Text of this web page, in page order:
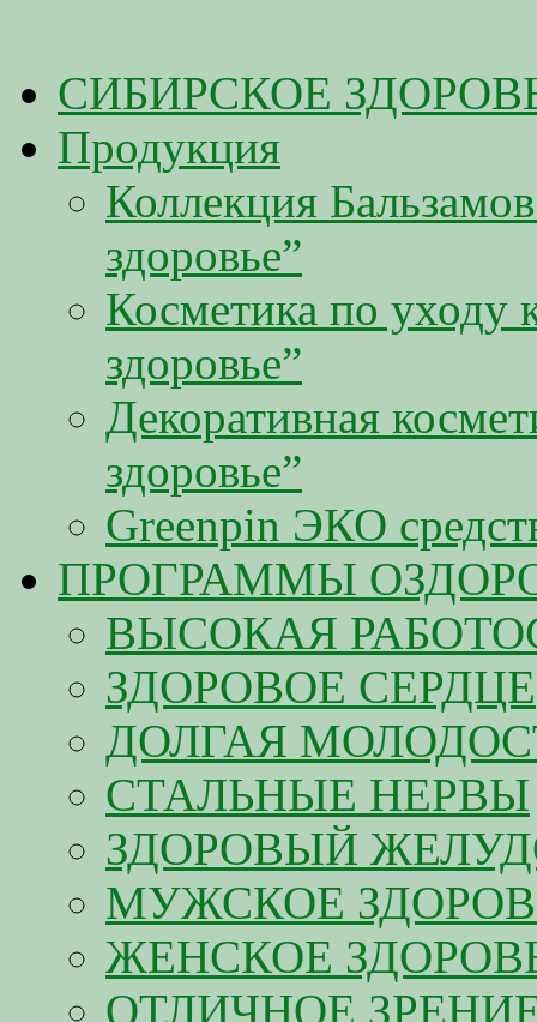
СИБИРСКОЕ
Продукция
Коллекция
здоровье”
Косметика по уходу
здоровье”
Декоративная
здоровье”
Greenpin ЭКО
ПРОГРАММЫ
ВЫСОКАЯ
ЗДОРОВОЕ СЕРДЦЕ
ДОЛГАЯ
CТАЛЬНЫЕ НЕРВЫ
ЗДОРОВЫЙ
МУЖСКОЕ
ЖЕНСКОЕ
ОТЛИЧНОЕ